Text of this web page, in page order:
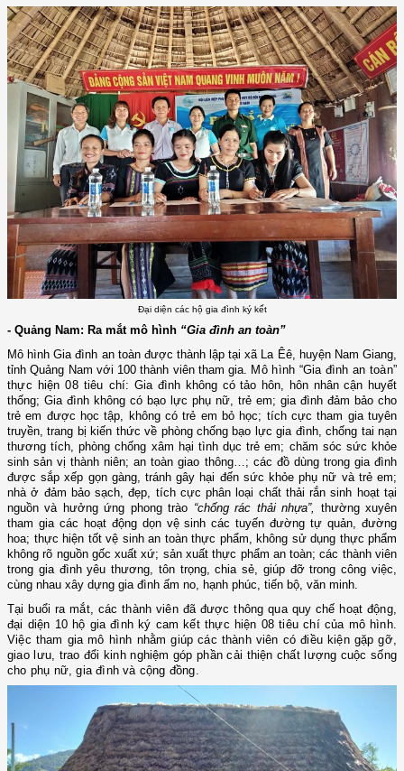
Đại diện các hộ gia đình ký kết
- Quảng Nam: Ra mắt mô hình “Gia đình an toàn”
Mô hình Gia đình an toàn được thành lập tại xã La Êê, huyện Nam Giang,
tỉnh Quảng Nam với 100 thành viên tham gia. Mô hình “Gia đình an toàn”
thực hiện 08 tiêu chí:Gia đình không có tảo hôn, hôn nhân cận huyết
thống; Gia đình không có bạo lực phụ nữ, trẻ em; gia đình đảm bảo cho
trẻ em được học tập, không có trẻ em bỏ học; tích cực tham gia tuyên
truyền, trang bị kiến thức về phòng chống bạo lực gia đình, chống tai nạn
thương tích, phòng chống xâm hại tình dục trẻ em; chăm sóc sức khỏe
sinh sản vị thành niên; an toàn giao thông…; các đồ dùng trong gia đình
được sắp xếp gọn gàng, tránh gây hại đến sức khỏe phụ nữ và trẻ em;
nhà ở đảm bảo sạch, đẹp, tích cực phân loại chất thải rắn sinh hoạt tại
nguồn và hưởng ứng phong trào “chống rác thải nhựa”, thường xuyên
tham gia các hoạt động dọn vệ sinh các tuyến đường tự quản, đường
hoa; thực hiện tốt vệ sinh an toàn thực phẩm, không sử dụng thực phẩm
không rõ nguồn gốc xuất xứ; sản xuất thực phẩm an toàn; các thành viên
trong gia đình yêu thương, tôn trọng, chia sẻ, giúp đỡ trong công việc,
cùng nhau xây dựng gia đình ấm no, hạnh phúc, tiến bộ, văn minh.
Tại buổi ra mắt, các thành viên đã được thông qua quy chế hoạt động,
đại diện 10 hộ gia đình ký cam kết thực hiện 08 tiêu chí của mô hình.
Việc tham gia mô hình nhằm giúp các thành viên có điều kiện gặp gỡ,
giao lưu, trao đổi kinh nghiệm góp phần cải thiện chất lượng cuộc sống
cho phụ nữ, gia đình và cộng đồng.